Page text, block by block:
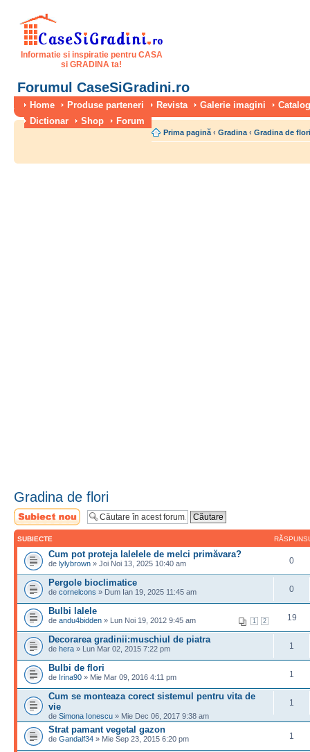
Informatie si inspiratie pentru CASA
si GRADINA ta!
Forumul CaseSiGradini.ro
Home Produse parteneri Revista Galerie imagini
Dictionar
Shop Forum
Prima pagină ‹ Gradina ‹ Gradina de flori
Gradina de flori
Scrie un subiect
nou
SUBIECTE
Cum pot proteja lalelele de melci primăvara?
de lylybrown » Joi Noi 13, 2025 10:40 am 0
Pergole bioclimatice
de cornelcons » Dum Ian 19, 2025 11:45 am 0
Bulbi lalele
1 2
de andu4bidden » Lun Noi 19, 2012 9:45 am 19
Decorarea gradinii:muschiul de piatra
de hera » Lun Mar 02, 2015 7:22 pm 1
Bulbi de flori
de Irina90 » Mie Mar 09, 2016 4:11 pm 1
Cum se monteaza corect sistemul pentru vita de
vie
de Simona Ionescu » Mie Dec 06, 2017 9:38 am
1
Strat pamant vegetal gazon
de Gandalf34 » Mie Sep 23, 2015 6:20 pm 1